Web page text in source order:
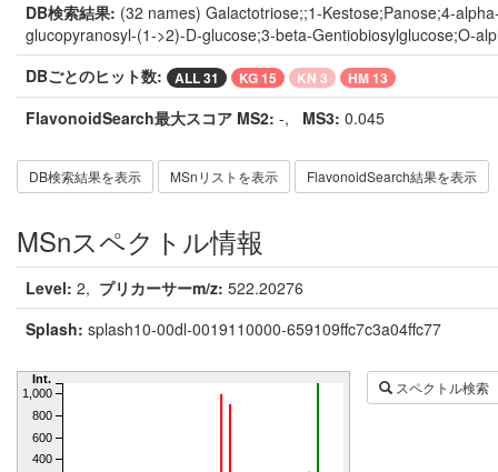
DB検索結果: (32 names) Galactotriose;;1-Kestose;Panose;4-
glucopyranosyl-(1->2)-D-glucose;3-beta-Gentiobiosylglucose;O-
DBごとのヒット数:
ALL 31 KG 15 KN 3 HM 13
FlavonoidSearch最大スコア MS2: -, MS3: 0.045
DB検索結果を表示 MSnリストを表示 FlavonoidSearch結果を表示
MSnスペクトル情報
Level: 2, プリカーサーm/z: 522.20276
Splash: splash10-00dl-0019110000-659109ffc7c3a04ffc77
400
600
800
1,000
Int. スペクトル検索